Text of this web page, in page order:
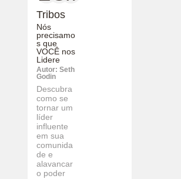
Tribos
Nós
precisamo
s que
VOCÊ nos
Lidere
Autor: Seth
Godin
Descubra
como se
tornar um
líder
influente
em sua
comunida
de e
alavancar
o poder